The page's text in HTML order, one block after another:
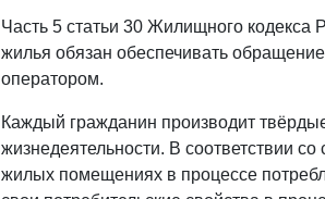
Часть 5 статьи 30 Жилищного кодекса
жилья обязан обеспечивать
оператором.
Каждый гражданин производит
жизнедеятельности. В соответствии
жилых помещениях в процессе